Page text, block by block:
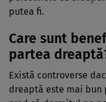
putea fi.
Care sunt
partea
Există controverse
dreaptă este mai